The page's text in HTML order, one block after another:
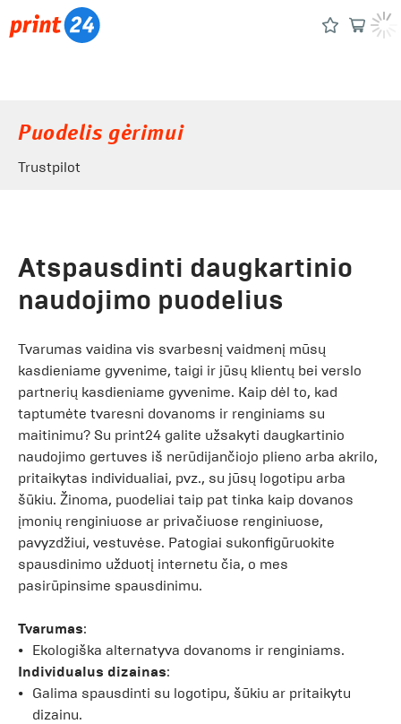
Puodelis gėrimui
Trustpilot
Atspausdinti daugkartinio
naudojimo puodelius
Tvarumas vaidina vis svarbesnį vaidmenį mūsų
kasdieniame gyvenime, taigi ir jūsų klientų bei verslo
partnerių kasdieniame gyvenime. Kaip dėl to, kad
taptumėte tvaresni dovanoms ir renginiams su
maitinimu? Su print24 galite užsakyti daugkartinio
naudojimo gertuves iš nerūdijančiojo plieno arba akrilo,
pritaikytas individualiai, pvz., su jūsų logotipu arba
šūkiu. Žinoma, puodeliai taip pat tinka kaip dovanos
įmonių renginiuose ar privačiuose renginiuose,
pavyzdžiui, vestuvėse. Patogiai sukonfigūruokite
spausdinimo užduotį internetu čia, o mes
pasirūpinsime spausdinimu.
Tvarumas:
Ekologiška alternatyva dovanoms ir renginiams.
Individualus dizainas:
Galima spausdinti su logotipu, šūkiu ar pritaikytu
dizainu.